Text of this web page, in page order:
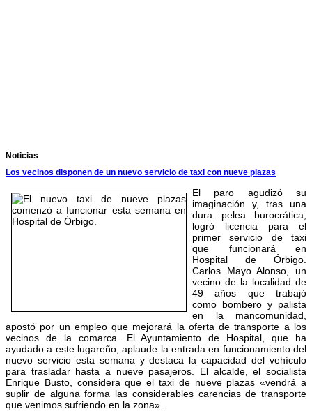
Noticias
Los vecinos disponen de un nuevo servicio de taxi con nueve plazas
El paro agudizó su
imaginación y, tras una
dura pelea burocrática,
logró licencia para el
primer servicio de taxi
que funcionará en
Hospital de Órbigo.
Carlos Mayo Alonso, un
vecino de la localidad de
49 años que trabajó
como bombero y palista
en la mancomunidad,
apostó por un empleo que mejorará la oferta de transporte a los
vecinos de la comarca. El Ayuntamiento de Hospital, que ha
ayudado a este lugareño, aplaude la entrada en funcionamiento del
nuevo servicio esta semana y destaca la capacidad del vehículo
para trasladar hasta a nueve pasajeros. El alcalde, el socialista
Enrique Busto, considera que el taxi de nueve plazas «vendrá a
suplir de alguna forma las considerables carencias de transporte
que venimos sufriendo en la zona».